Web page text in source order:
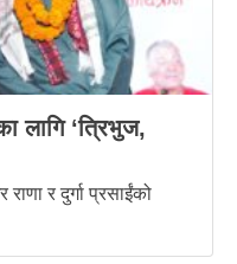
लागि ‘त्रिभुज,
र दुर्गा प्रसाईंको